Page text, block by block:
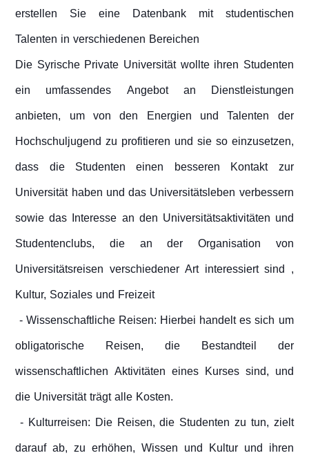
erstellen Sie eine Datenbank mit studentischen
Talenten in verschiedenen Bereichen
Die Syrische Private Universität wollte ihren Studenten
ein umfassendes Angebot an Dienstleistungen
anbieten, um von den Energien und Talenten der
Hochschuljugend zu profitieren und sie so einzusetzen,
dass die Studenten einen besseren Kontakt zur
Universität haben und das Universitätsleben verbessern
sowie das Interesse an den Universitätsaktivitäten und
Studentenclubs, die an der Organisation von
Universitätsreisen verschiedener Art interessiert sind ,
Kultur, Soziales und Freizeit
- Wissenschaftliche Reisen: Hierbei handelt es sich um
obligatorische Reisen, die Bestandteil der
wissenschaftlichen Aktivitäten eines Kurses sind, und
die Universität trägt alle Kosten.
- Kulturreisen: Die Reisen, die Studenten zu tun, zielt
darauf ab, zu erhöhen, Wissen und Kultur und ihren